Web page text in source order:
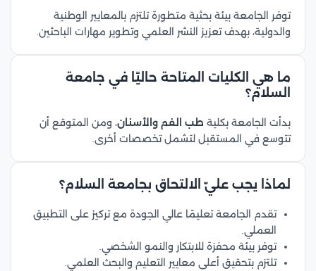
توفر الجامعة بيئة بحثية متطورة تلتزم بالمعايير الوطنية
والدولية، بهدف تعزيز النشر العلمي وتطوير مهارات الباحثين.
ما هي الكليات المتاحة حاليًا في جامعة
السلام؟
بدأت الجامعة بكلية طب الفم والأسنان، ومن المتوقع أن
تتوسع في المستقبل لتشمل تخصصات أخرى.
لماذا يجب عليّ الالتحاق بجامعة السلام؟
تقدم الجامعة تعليمًا عالي الجودة مع تركيز على التطبيق
العملي.
توفر بيئة محفزة للابتكار والنمو الشخصي.
تلتزم بتحقيق أعلى معايير التعليم والبحث العلمي.